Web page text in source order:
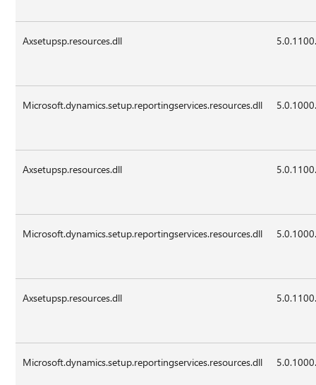
Axsetupsp.resources.dll
Microsoft.dynamics.setup.reportingservices.resources.dll
Axsetupsp.resources.dll
Microsoft.dynamics.setup.reportingservices.resources.dll
Axsetupsp.resources.dll
Microsoft.dynamics.setup.reportingservices.resources.dll